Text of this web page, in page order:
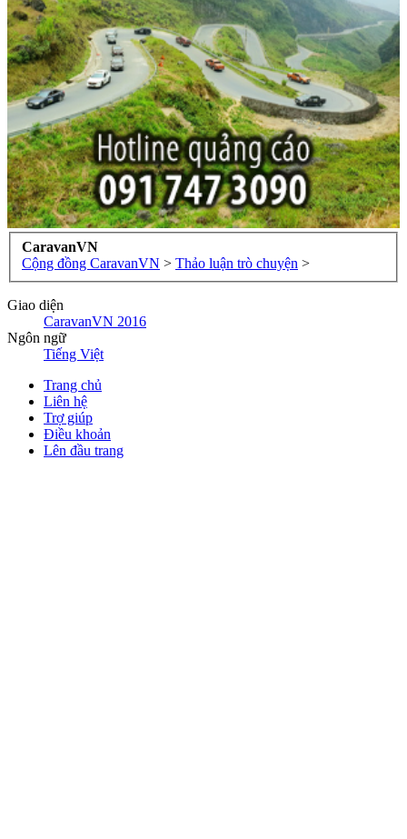
CaravanVN
Cộng đồng CaravanVN > Thảo luận trò chuyện >
Giao diện
CaravanVN 2016
Ngôn ngữ
Tiếng Việt
Trang chủ
Liên hệ
Trợ giúp
Điều khoản
Lên đầu trang